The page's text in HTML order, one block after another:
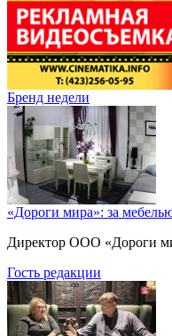
Бренд недели
«Дороги мира»: за
Директор ООО «Дороги
Гость редакции